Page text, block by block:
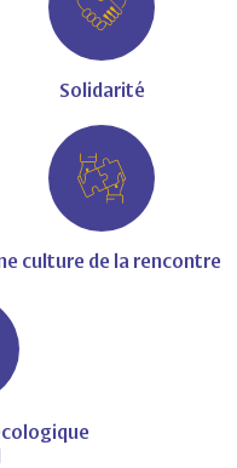
Solidarité
culture de la rencontre